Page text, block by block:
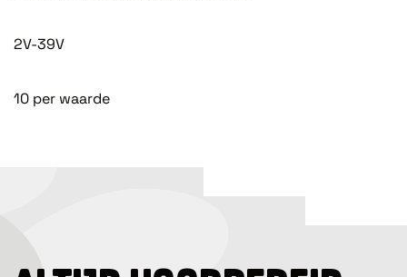
2V-39V
10 per waarde